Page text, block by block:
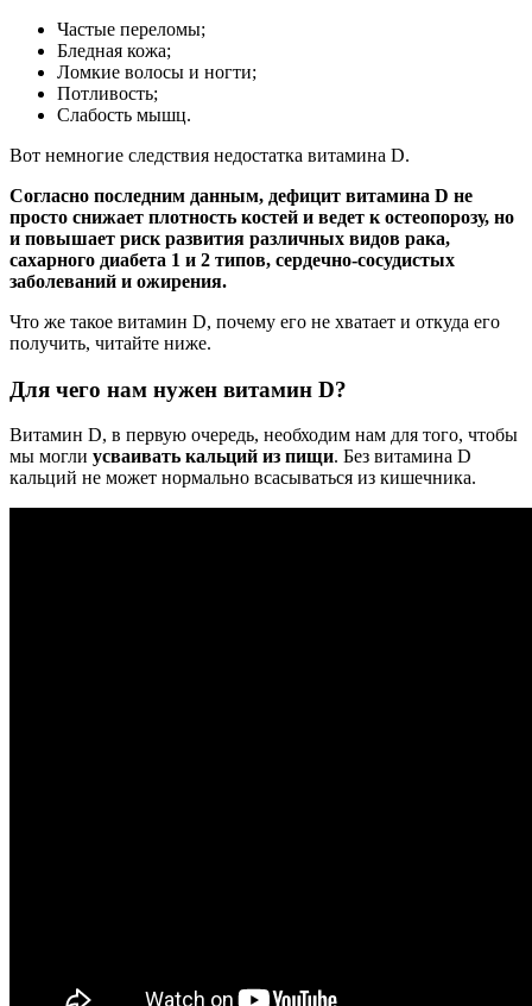
Частые переломы;
Бледная кожа;
Ломкие волосы и ногти;
Потливость;
Слабость мышц.
Вот немногие следствия недостатка витамина D.
Согласно последним данным, дефицит витамина D не
просто снижает плотность костей и ведет к остеопорозу, но
и повышает риск развития различных видов рака,
сахарного диабета 1 и 2 типов, сердечно-сосудистых
заболеваний и ожирения.
Что же такое витамин D, почему его не хватает и откуда его
получить, читайте ниже.
Для чего нам нужен витамин D?
Витамин D, в первую очередь, необходим нам для того, чтобы
мы могли усваивать кальций из пищи. Без витамина D
кальций не может нормально всасываться из кишечника.